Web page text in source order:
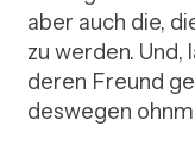
aber auch die,
zu werden. Und,
deren Freund
deswegen